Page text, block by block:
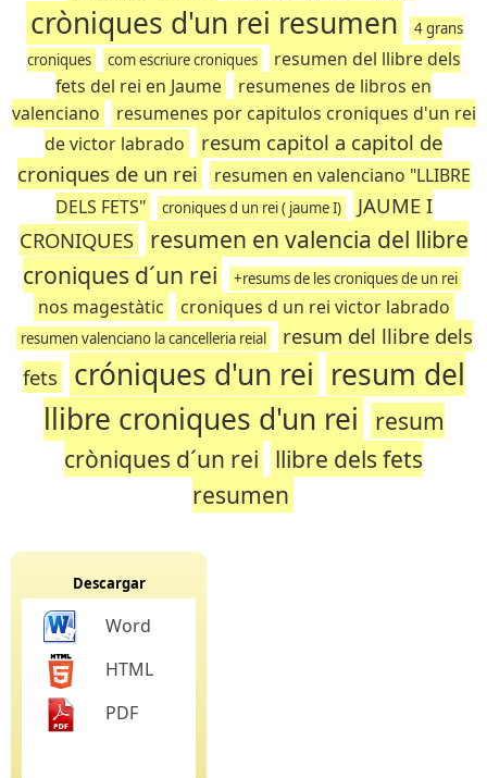
cròniques d'un rei resumen
4 grans
croniques
com escriure croniques
resumen del llibre dels
fets del rei en Jaume
resumenes de libros en
valenciano
resumenes por capitulos croniques d'un rei
de victor labrado
resum capitol a capitol de
croniques de un rei
resumen en valenciano "LLIBRE
DELS FETS"
croniques d un rei ( jaume I)
JAUME I
CRONIQUES
resumen en valencia del llibre
croniques d´un rei
+resums de les croniques de un rei
nos magestàtic croniques d un rei victor labrado
resumen valenciano la cancelleria reial
resum del llibre dels
fets
cróniques d'un rei resum del
llibre croniques d'un rei
resum
cròniques d´un rei llibre dels fets
resumen
Descargar
Word
HTML
PDF